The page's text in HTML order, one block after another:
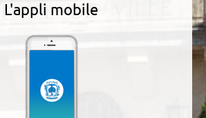
L'appli mobile